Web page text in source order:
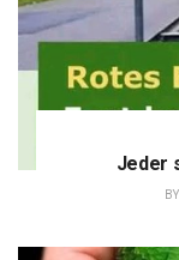
Jeder
BY